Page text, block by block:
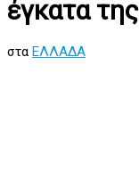
έγκατα
στα ΕΛΛΑΔΑ